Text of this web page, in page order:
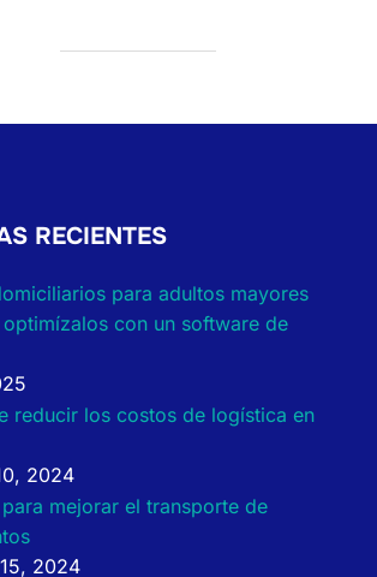
RECIENTES
para adultos mayores
optimízalos con un software de
reducir los costos de logística en
2024
mejorar el transporte de
2024